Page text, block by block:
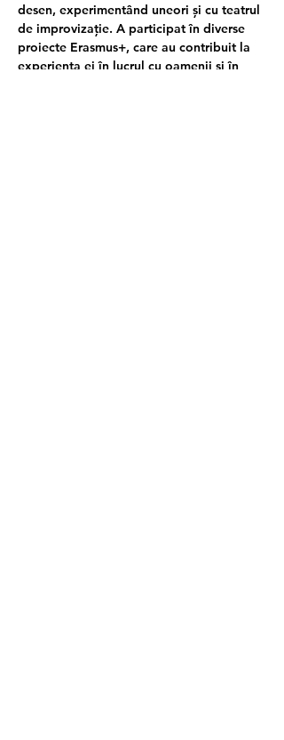
desen, experimentând uneori și cu teatrul
de improvizație. A participat în diverse
proiecte Erasmus+, care au contribuit la
experiența ei în lucrul cu oamenii și în